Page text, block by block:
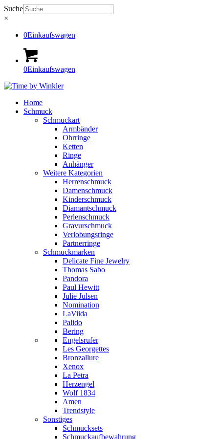
Suche
×
0Einkaufswagen
0Einkaufswagen
Home
Schmuck
Schmuckart
Armbänder
Ohrringe
Ketten
Ringe
Anhänger
Weitere Kategorien
Herrenschmuck
Damenschmuck
Kinderschmuck
Diamantschmuck
Perlenschmuck
Gravurschmuck
Verlobungsringe
Partnerringe
Schmuckmarken
Delicate Fine Jewelry
Thomas Sabo
Pandora
Paul Hewitt
Julie Julsen
Nomination
LaViida
Palido
Bering
Engelsrufer
Les Georgettes
Bronzallure
Xenox
La Petra
Herzengel
Wolf 1834
Amen
Trendstyle
Sonstiges
Schmucksets
Schmuckaufbewahrung